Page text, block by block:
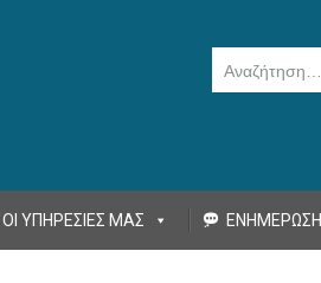
ΟΙ ΥΠΗΡΕΣΙΕΣ ΜΑΣ ΕΝΗΜΕΡΩΣΗ